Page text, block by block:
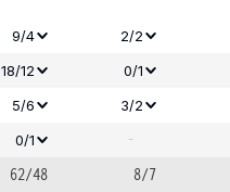
9/4
2/2
18/12
0/1
5/6
3/2
0/1
-
62/48 8/7